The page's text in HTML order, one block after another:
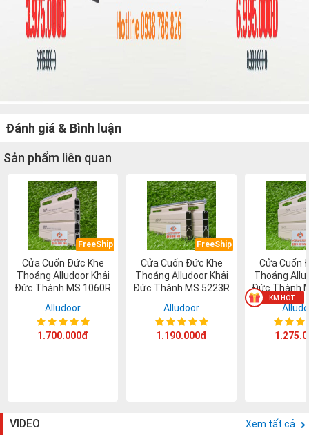
Đánh giá & Bình luận
Sản phẩm liên quan
FreeShip
Cửa Cuốn Đức Khe
Thoáng Alludoor Khải
Đức Thành MS 1060R
Alludoor
1.700.000đ
FreeShip
Cửa Cuốn Đức Khe
Thoáng Alludoor Khải
Đức Thành MS 5223R
Alludoor
1.190.000đ
Cửa Cuốn
Thoáng
Đức Thành
VIDEO Xem tất cả